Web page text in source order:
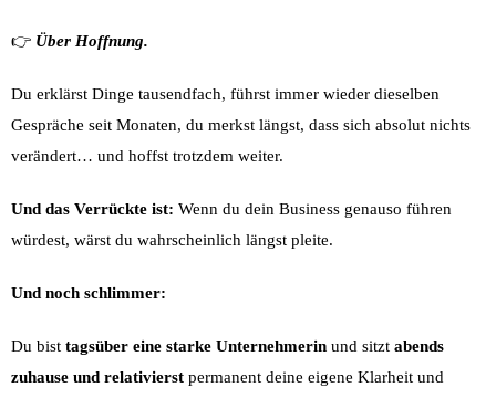
👉 Über Hoffnung.
Du erklärst Dinge tausendfach, führst immer wieder dieselben
Gespräche seit Monaten, du merkst längst, dass sich absolut nichts
verändert… und hoffst trotzdem weiter.
Und das Verrückte ist: Wenn du dein Business genauso führen
würdest, wärst du wahrscheinlich längst pleite.
Und noch schlimmer:
Du bist tagsüber eine starke Unternehmerin und sitzt abends
zuhause und relativierst permanent deine eigene Klarheit und